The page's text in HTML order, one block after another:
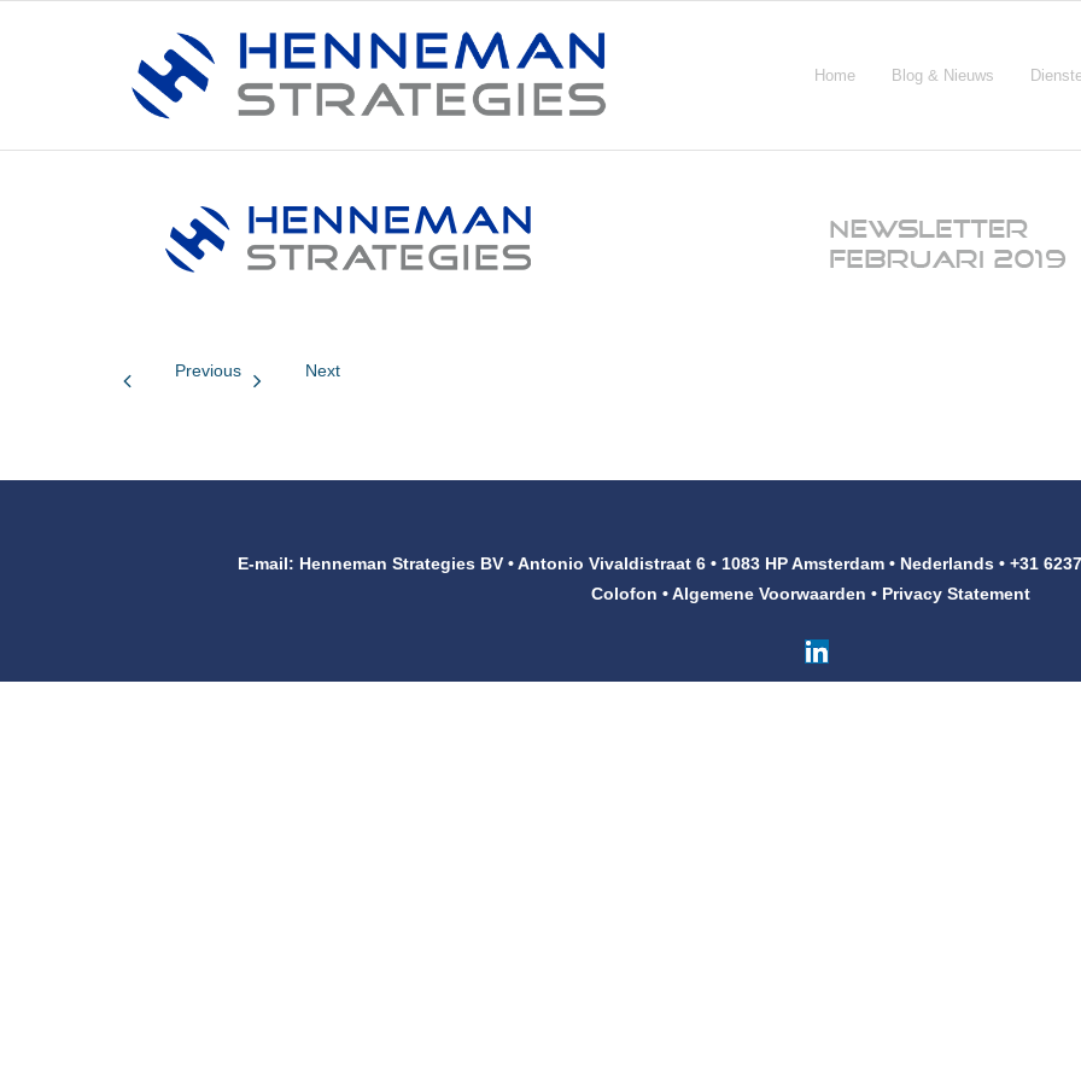
Home Blog & Nieuws
Previous Next
E-mail: Henneman Strategies BV • Antonio Vivaldistraat 6 • 1083 HP Amsterdam • Nederlands • +31
Colofon •Algemene Voorwaarden • Privacy Statement